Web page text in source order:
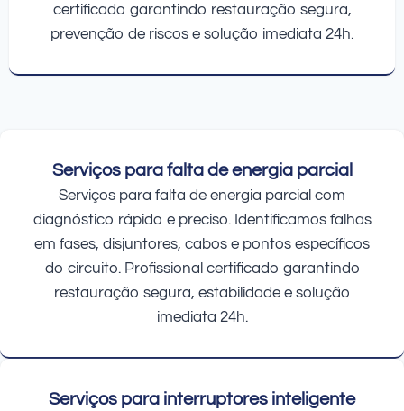
certificado garantindo restauração segura,
prevenção de riscos e solução imediata 24h.
Serviços para falta de energia parcial
Serviços para falta de energia parcial com
diagnóstico rápido e preciso. Identificamos falhas
em fases, disjuntores, cabos e pontos específicos
do circuito. Profissional certificado garantindo
restauração segura, estabilidade e solução
imediata 24h.
Serviços para interruptores inteligente